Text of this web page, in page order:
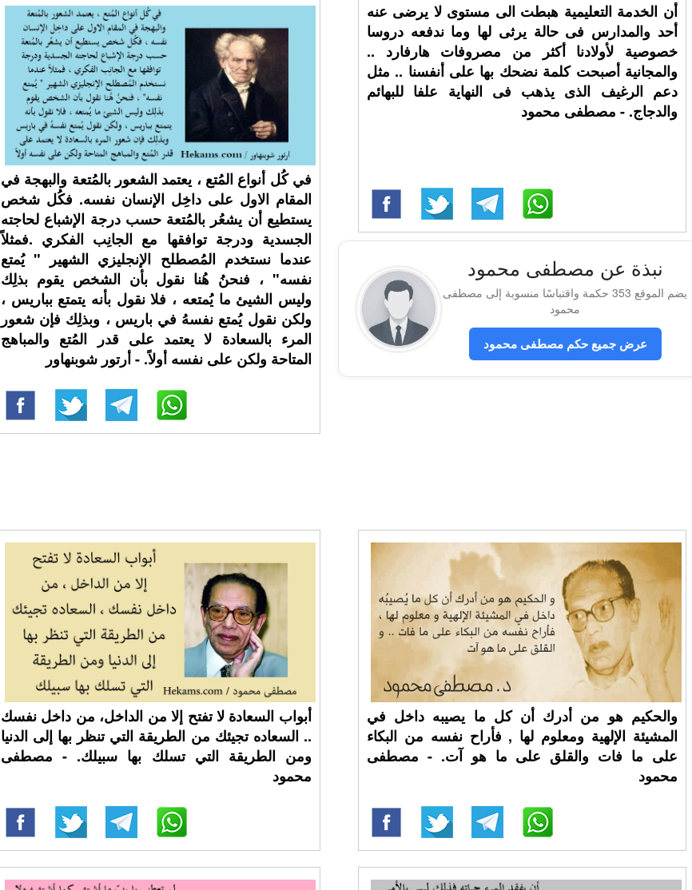
في كُل أنواع المُتع ، يعتمد الشعور بالمُتعة والبهجة في
المقام الاول على داخِل الإنسان نفسه. فكُل شخص
يستطيع أن يشعُر بالمُتعة حسب درجة الإشباع لحاجته
الجسدية ودرجة توافقها مع الجانِب الفكري .فمثلاً
عندما نستخدم المُصطلح الإنجليزي الشهير " يُمتع
نفسه" ، فنحنُ هُنا نقول بأن الشخص يقوم بذلِك
وليس الشيئ ما يُمتعه ، فلا نقول بأنه يتمتع بباريس ،
ولكن نقول يُمتع نفسهُ في باريس ، وبذلِك فإن شعور
المرء بالسعادة لا يعتمد على قدر المُتع والمباهج
المتاحة ولكن على نفسه أولاً. - أرتور شوبنهاور
أن الخدمة التعليمية هبطت الى مستوى لا يرضى عنه
أحد والمدارس فى حالة يرثى لها وما ندفعه دروسا
خصوصية لأولادنا أكثر من مصروفات هارفارد ..
والمجانية أصبحت كلمة نضحك بها على أنفسنا .. مثل
دعم الرغيف الذى يذهب فى النهاية علفا للبهائم
والدجاج. - مصطفى محمود
أبواب السعادة لا تفتح إلا من الداخل، من داخل نفسك
.. السعاده تجيئك من الطريقة التي تنظر بها إلى الدنيا
ومن الطريقة التي تسلك بها سبيلك. - مصطفى
محمود
والحكيم هو من أدرك أن كل ما يصيبه داخل في
المشيئة الإلهية ومعلوم لها , فأراح نفسه من البكاء
على ما فات والقلق على ما هو آت. - مصطفى
محمود
نبذة عن مصطفى محمود
يضم الموقع 353 حكمة واقتباسًا منسوبة إلى مصطفى
محمود
عرض جميع حكم مصطفى محمود